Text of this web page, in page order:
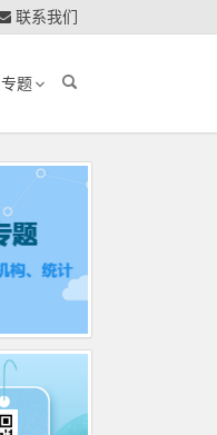
联系我们
专题